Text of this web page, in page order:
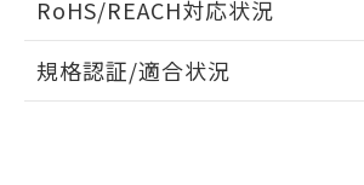
ドすることができます。
ログイン/会員登録
RoHS/REACH対応状況
EU RoHS 注意事項・凡例
規格認証/適合状況